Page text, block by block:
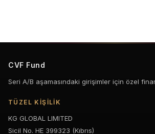
CVF Fund
Seri A/B aşamasındaki girişimler için özel
TÜZEL KIŞILIK
KG GLOBAL LIMITED
Sicil No. HE 399323 (Kıbrıs)